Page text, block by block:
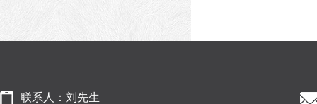
联系人：刘先生